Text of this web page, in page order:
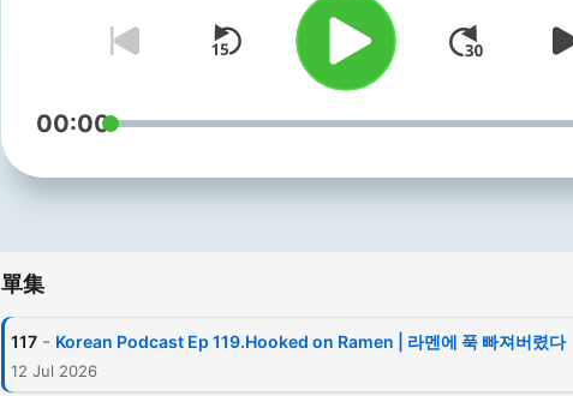
https://
💻 Korean Discord
https://discord.gg/
00:00
單集
117 - Korean Podcast Ep 119.Hooked on Ramen | 라멘에 푹 빠져버렸다
12 Jul 2026